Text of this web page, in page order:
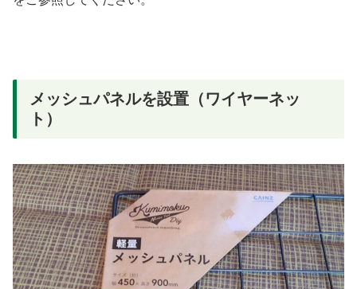
メッシュパネルを設置（ワイヤーネッ
ト）